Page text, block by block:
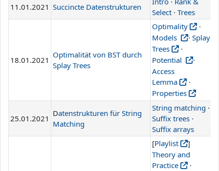
11.01.2021 Succincte Datenstrukturen
Select · Trees
18.01.2021
Optimalität von BST durch
Splay Trees
Optimality
·
Models
· Splay
Trees
·
Potential
·
Access
Lemma
·
Properties
25.01.2021
Datenstrukturen für String
Matching
String matching ·
Suffix trees ·
Suffix arrays
[Playlist
]
Theory and
Practice
·